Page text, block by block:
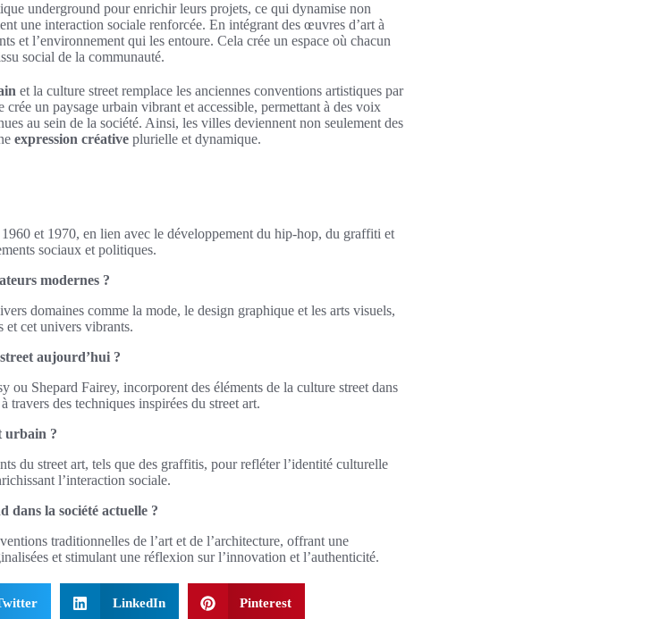
underground pour enrichir leurs projets, ce qui dynamise non
une interaction sociale renforcée. En intégrant des œuvres d’art à
et l’environnement qui les entoure. Cela crée un espace où chacun
social de la communauté.
et la culture street remplace les anciennes conventions artistiques par
un paysage urbain vibrant et accessible, permettant à des voix
au sein de la société. Ainsi, les villes deviennent non seulement des
expression créative plurielle et dynamique.
et 1970, en lien avec le développement du hip-hop, du graffiti et
sociaux et politiques.
modernes ?
domaines comme la mode, le design graphique et les arts visuels,
et cet univers vibrants.
aujourd’hui ?
ou Shepard Fairey, incorporent des éléments de la culture street dans
travers des techniques inspirées du street art.
urbain ?
du street art, tels que des graffitis, pour refléter l’identité culturelle
l’interaction sociale.
dans la société actuelle ?
traditionnelles de l’art et de l’architecture, offrant une
et stimulant une réflexion sur l’innovation et l’authenticité.
LinkedIn Pinterest